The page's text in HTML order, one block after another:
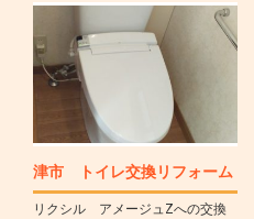
津市 トイレ交換リフォーム
リクシル アメージュZへの交換